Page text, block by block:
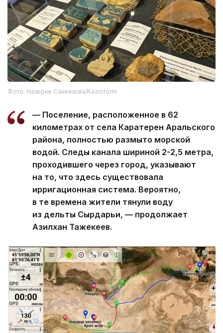
Фото: Назерке Саниязова/Kazinform
— Поселение, расположенное в 62
километрах от села Каратерен Аральского
района, полностью размыто морской
водой. Следы канала шириной 2-2,5 метра,
проходившего через город, указывают
на то, что здесь существовала
ирригационная система. Вероятно,
в те времена жители тянули воду
из дельты Сырдарьи, — продолжает
Азилхан Тажекеев.